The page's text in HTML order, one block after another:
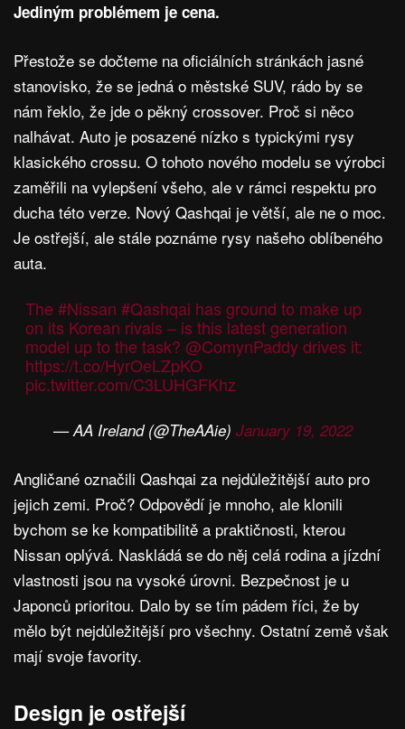
Jediným problémem je cena.
Přestože se dočteme na oficiálních stránkách jasné
stanovisko, že se jedná o městské SUV, rádo by se
nám řeklo, že jde o pěkný crossover. Proč si něco
nalhávat. Auto je posazené nízko s typickými rysy
klasického crossu. O tohoto nového modelu se výrobci
zaměřili na vylepšení všeho, ale v rámci respektu pro
ducha této verze. Nový Qashqai je větší, ale ne o moc.
Je ostřejší, ale stále poznáme rysy našeho oblíbeného
auta.
The #Nissan #Qashqai has ground to make up
on its Korean rivals – is this latest generation
model up to the task? @ComynPaddydrives it:
https://t.co/HyrOeLZpKO
pic.twitter.com/C3LUHGFKhz
— AA Ireland (@TheAAie) January 19, 2022
Angličané označili Qashqai za nejdůležitější auto pro
jejich zemi. Proč? Odpovědí je mnoho, ale klonili
bychom se ke kompatibilitě a praktičnosti, kterou
Nissan oplývá. Naskládá se do něj celá rodina a jízdní
vlastnosti jsou na vysoké úrovni. Bezpečnost je u
Japonců prioritou. Dalo by se tím pádem říci, že by
mělo být nejdůležitější pro všechny. Ostatní země však
mají svoje favority.
Design je ostřejší